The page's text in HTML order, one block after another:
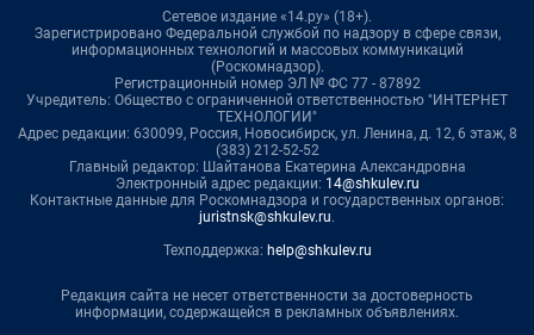
Сетевое издание «14.ру» (18+).
Зарегистрировано Федеральной службой по надзору в сфере связи,
информационных технологий и массовых коммуникаций
(Роскомнадзор).
Регистрационный номер ЭЛ № ФС 77 - 87892
Учредитель: Общество с ограниченной ответственностью "ИНТЕРНЕТ
ТЕХНОЛОГИИ"
Адрес редакции: 630099, Россия, Новосибирск, ул. Ленина, д. 12, 6 этаж, 8
(383) 212-52-52
Главный редактор: Шайтанова Екатерина Александровна
Электронный адрес редакции: 14@shkulev.ru
Контактные данные для Роскомнадзора и государственных органов:
juristnsk@shkulev.ru.
Техподдержка: help@shkulev.ru
Редакция сайта не несет ответственности за достоверность
информации, содержащейся в рекламных объявлениях.